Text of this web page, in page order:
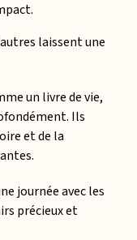
laissent une
un livre de vie,
Ils
et de la
journée avec les
précieux et